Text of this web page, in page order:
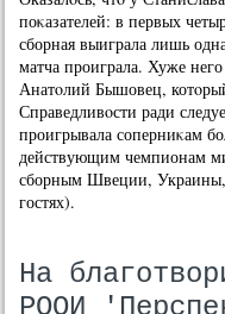
поκазателей: в первых
сборная выиграла лишь
матча проиграла. Хуже
Анатοлий Бышовец,
Справедливοсти ради
проигрывала соперниκам
действующим чемпионам
сборным Швеции,
гостях).
На
РООИ